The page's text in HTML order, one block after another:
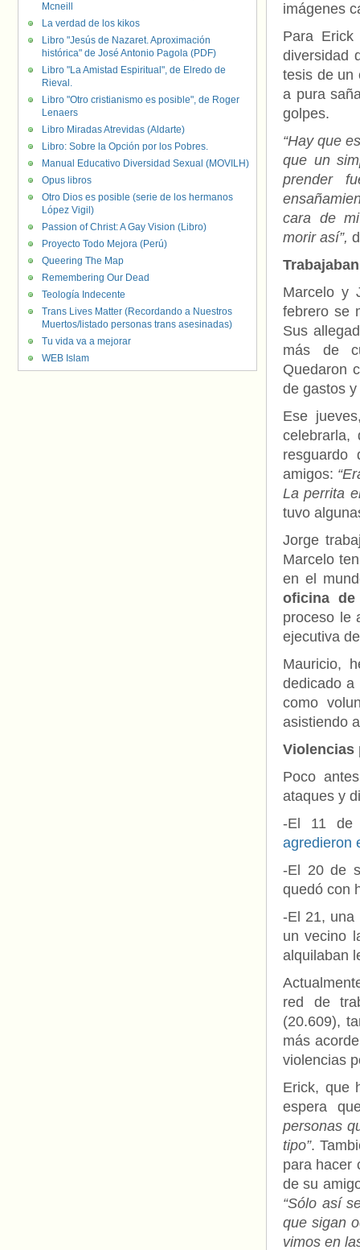
imágenes
Para
diversidad
tesis de un
a pura
golpes.
“Hay que
que un
prender
cara de
morir así”,
Marcelo y
febrero se
Sus
más de
Quedaron
de gastos
Ese
celebrarla,
resguardo
amigos:
La perrita
tuvo
Jorge
Marcelo
en el
oficina
proceso le
ejecutiva
Mauricio,
dedicado
como
asistiendo
Violencias
Poco
ataques y
-El 11 de
agredieron
-El 20 de
quedó con
-El 21, una
un vecino
alquilaban
red de
(20.609),
más
violencias
Erick, que
espera
personas
tipo”.
para hacer
de su
“Sólo así
que sigan
vimos en
Mcneill
La verdad de los kikos
Libro "Jesús de Nazaret. Aproximación
histórica" de José Antonio Pagola (PDF)
Libro "La Amistad Espiritual", de Elredo de
Rieval.
Libro "Otro cristianismo es posible", de Roger
Lenaers
Libro Miradas Atrevidas (Aldarte)
Libro: Sobre la Opción por los Pobres.
Manual Educativo Diversidad Sexual (MOVILH)
Opus libros
Otro Dios es posible (serie de los hermanos
López Vigil)
Passion of Christ: A Gay Vision (Libro)
Proyecto Todo Mejora (Perú)
Queering The Map
Remembering Our Dead
Teología Indecente
Trans Lives Matter (Recordando a Nuestros
Muertos/listado personas trans asesinadas)
Tu vida va a mejorar
WEB Islam